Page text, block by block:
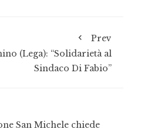
Prev
(Lega): “Solidarietà al
Sindaco Di Fabio”
San Michele chiede